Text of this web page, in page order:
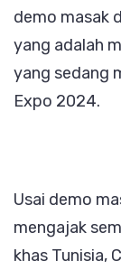
demo masak
yang adalah
yang sedang
Expo 2024.
Usai demo
mengajak
khas Tunisia,